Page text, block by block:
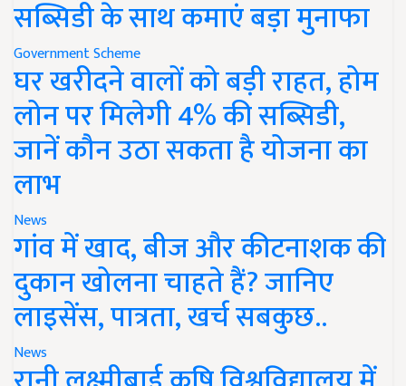
सब्सिडी के साथ कमाएं बड़ा मुनाफा
Government Scheme
घर खरीदने वालों को बड़ी राहत, होम
लोन पर मिलेगी 4% की सब्सिडी,
जानें कौन उठा सकता है योजना का
लाभ
News
गांव में खाद, बीज और कीटनाशक की
दुकान खोलना चाहते हैं? जानिए
लाइसेंस, पात्रता, खर्च सबकुछ..
News